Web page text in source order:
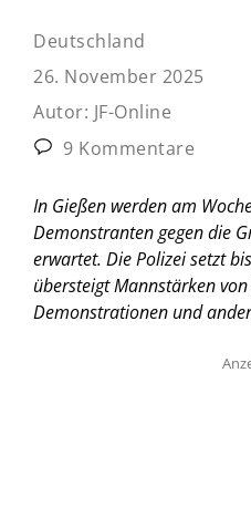
Deutschland
26. November 2025
Autor: JF-Online
9 Kommentare
In Gießen werden am
Demonstranten gegen die
erwartet. Die Polizei setzt
übersteigt Mannstärken
Demonstrationen und